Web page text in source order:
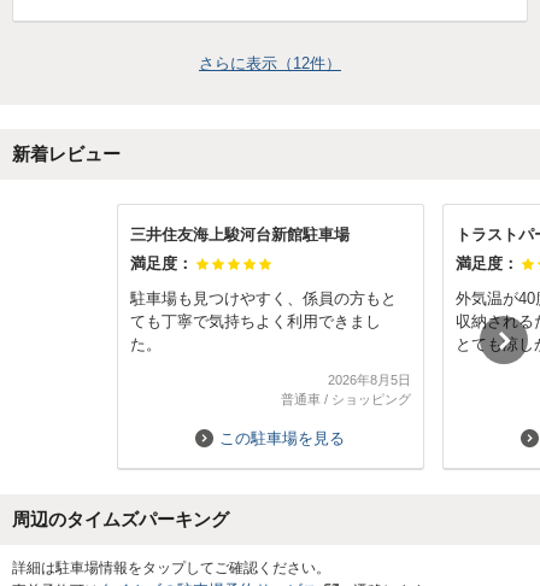
さらに表示（ 12件）
新着レビュー
三井住友海上駿河台新館駐車場
満足度：
駐車場も見つけやすく、係員の方もと
ても丁寧で気持ちよく利用できまし
た。
2026年8月5日
普通車/ ショッピング
この駐車場を見る
トラスト
満足度：
外気温が40
収納される
とても涼し
的で利用
周辺のタイムズパーキング
詳細は駐車場情報をタップしてご確認ください。